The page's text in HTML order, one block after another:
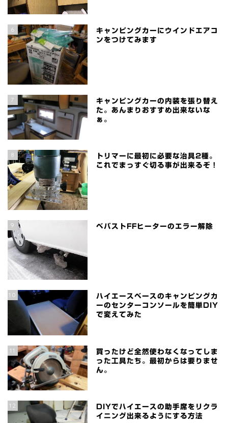
6
キャンピングカーにウインドエアコ
ンをつけてみます
7
キャンピングカーの内装を張り替え
た。あんまりおすすめ出来ないな
ぁ。
8
トリマーに最初に必要な治具2種。
これでまっすぐ切る事が出来るぞ！
9 ベバストFFヒーターのエラー解除
10
ハイエースベースのキャンピングカ
ーのセンターコンソールを簡単DIY
で変えてみた
11
買ったけど全然使わなくなってしま
った工具たち。最初からは要りませ
ん。
12
DIYでハイエースの助手席をリクラ
イニング出来るようにする方法